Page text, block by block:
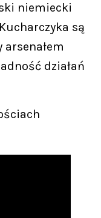
niemiecki
są
arsenałem
działań